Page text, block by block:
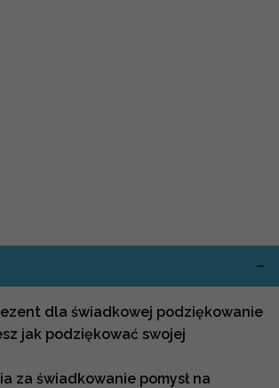
dla świadkowej podziękowanie
jak podziękować swojej
za świadkowanie pomysł na